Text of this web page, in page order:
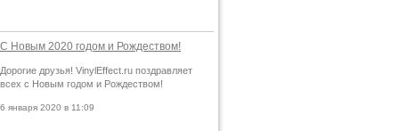
С Новым 2020 годом и Рождеством!
Дорогие друзья! VinylEffect.ru поздравляет
всех с Новым годом и Рождеством!
6 января 2020 в 11:09